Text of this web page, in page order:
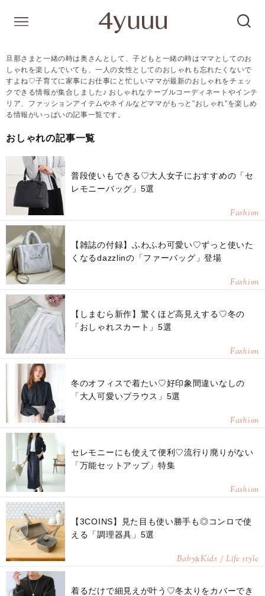
旦那さまと一緒の時は奥さんとして、子どもと一緒の時はママとしてのお
しゃれを楽しんでいても、一人の女性としてのおしゃれも忘れたくないで
すよね♡子育てに家事にお仕事にと忙しいママが最新のおしゃれをチェッ
クできる情報が集合しました♪ おしゃれなテーブルコーディネートやインテ
リア、ファッションアイテムやネイルなどママがもっと”おしゃれ”を楽しめ
る情報がいっぱいの記事一覧です。
おしゃれの記事一覧
普段使いもできる♡大人女子におすすめの「セ
レモニーバッグ」5選
Fashion
【雑誌の付録】ふわふわ可愛い♡ずっと使いた
くなるdazzlinの「ファーバッグ」登場
Fashion
【しまむら新作】驚くほど高見えする♡冬の
「おしゃれスカート」5選
Fashion
冬のオフィスで着たい♡好印象間違いなしの
「大人可愛いブラウス」5選
Fashion
セレモニーにも使えて便利♡流行り廃りがない
「万能セットアップ」特集
Fashion
【3COINS】見た目も使い勝手も◎コンロで使
える「調理器具」5選
Baby&Kids / Life style
着るだけで細見えが叶う♡冬太りをカバーでき